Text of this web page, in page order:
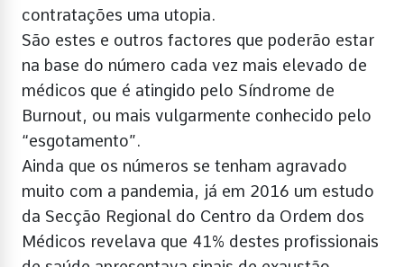
contratações uma utopia.
São estes e outros factores que poderão estar
na base do número cada vez mais elevado de
médicos que é atingido pelo Síndrome de
Burnout, ou mais vulgarmente conhecido pelo
“esgotamento”.
Ainda que os números se tenham agravado
muito com a pandemia, já em 2016 um estudo
da Secção Regional do Centro da Ordem dos
Médicos revelava que 41% destes profissionais